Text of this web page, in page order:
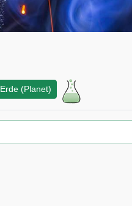
Erde (Planet)